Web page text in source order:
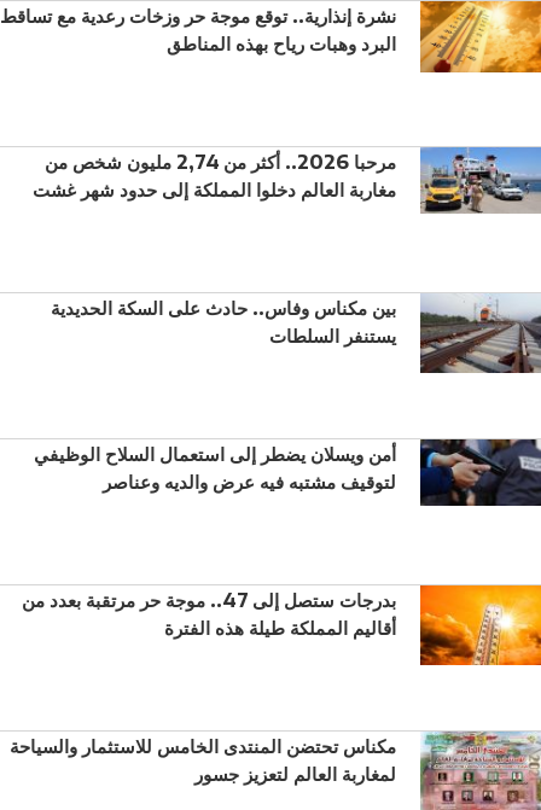
نشرة إنذارية.. توقع موجة حر وزخات رعدية مع تساقط
البرد وهبات رياح بهذه المناطق
مرحبا 2026.. أكثر من 2,74 مليون شخص من
مغاربة العالم دخلوا المملكة إلى حدود شهر غشت
بين مكناس وفاس.. حادث على السكة الحديدية
يستنفر السلطات
أمن ويسلان يضطر إلى استعمال السلاح الوظيفي
لتوقيف مشتبه فيه عرض والديه وعناصر
بدرجات ستصل إلى 47.. موجة حر مرتقبة بعدد من
أقاليم المملكة طيلة هذه الفترة
مكناس تحتضن المنتدى الخامس للاستثمار والسياحة
لمغاربة العالم لتعزيز جسور